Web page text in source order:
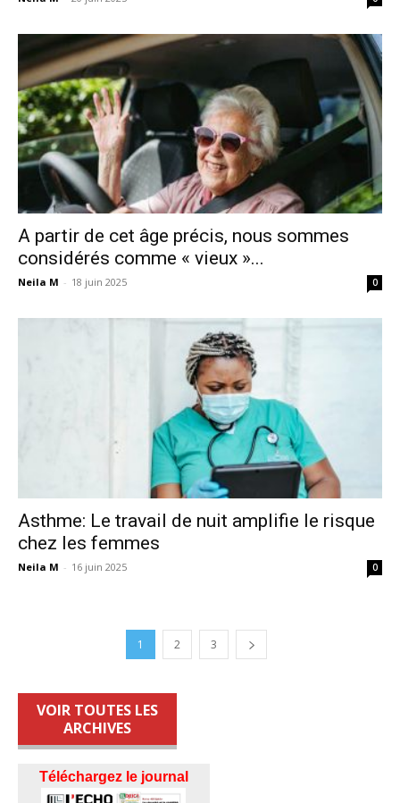
A partir de cet âge précis, nous sommes
considérés comme « vieux »...
Neila M - 18 juin 2025 0
Asthme: Le travail de nuit amplifie le risque
chez les femmes
Neila M - 16 juin 2025 0
1 2 3
VOIR TOUTES LES
ARCHIVES